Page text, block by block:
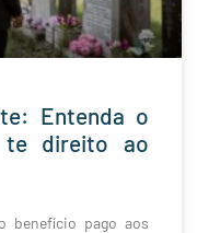
Entenda o
direito ao
benefício pago aos